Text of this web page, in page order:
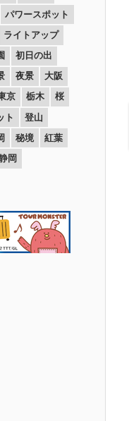
パワースポット
ライトアップ
初日の出
夜景
大阪
京 栃木
桜
ト
登山
秘境
紅葉
岡